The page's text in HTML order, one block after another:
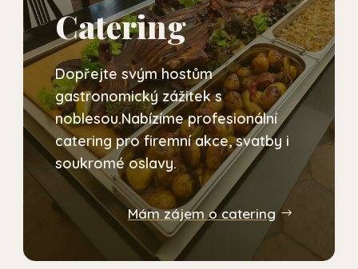
Catering
Dopřejte svým hostům
gastronomický zážitek s
noblesou.Nabízíme profesionální
catering pro firemní akce, svatby i
soukromé oslavy.
Mám zájem o catering